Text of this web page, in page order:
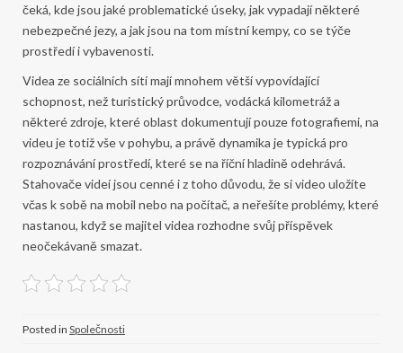
čeká, kde jsou jaké problematické úseky, jak vypadají některé
nebezpečné jezy, a jak jsou na tom místní kempy, co se týče
prostředí i vybavenosti.
Videa ze sociálních sítí mají mnohem větší vypovídající
schopnost, než turistický průvodce, vodácká kilometráž a
některé zdroje, které oblast dokumentují pouze fotografiemi, na
videu je totiž vše v pohybu, a právě dynamika je typická pro
rozpoznávání prostředí, které se na říční hladině odehrává.
Stahovače videí jsou cenné i z toho důvodu, že si video uložíte
včas k sobě na mobil nebo na počítač, a neřešíte problémy, které
nastanou, když se majitel videa rozhodne svůj příspěvek
neočekávaně smazat.
Posted in Společnosti